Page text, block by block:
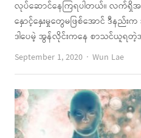
လုပ်ဆောင်နေကြရပါတယ်။ လက်ရှိအ
နှောင့်နှေးမှုတွေမဖြစ်အောင် ဒီနည်း
ဒါပေမဲ့ အွန်လိုင်းကနေ စာသင်ယူ
September 1, 2020
Author
Wun Lae